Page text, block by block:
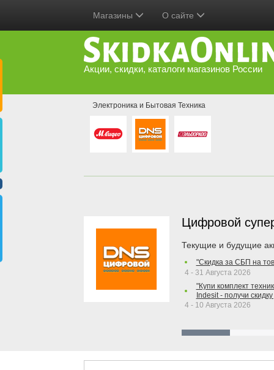
Магазины О сайте
Акции, скидки, каталоги магазинов России
Электроника и Бытовая Техника
Цифровой
Текущие и будущие
"Скидка за СБП на
4 - 31 Августа 2026
"Купи комплект
Indesit - получи
4 - 10 Августа 2026